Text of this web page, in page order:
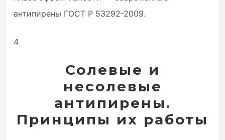
антипирены ГОСТ Р 53292-2009.
4
Солевые и
несолевые
антипирены.
Принципы их работы